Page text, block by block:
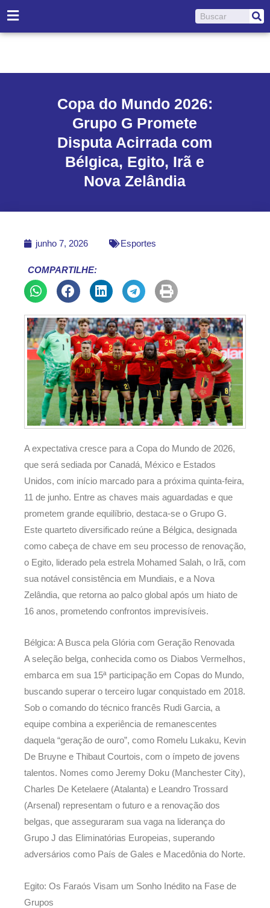
para
o
Pesquisar
Copa do Mundo 2026:
Grupo G Promete
Disputa Acirrada com
Bélgica, Egito, Irã e
Nova Zelândia
junho 7, 2026 Esportes
COMPARTILHE:
A expectativa cresce para a Copa do Mundo de 2026,
que será sediada por Canadá, México e Estados
Unidos, com início marcado para a próxima quinta-feira,
11 de junho. Entre as chaves mais aguardadas e que
prometem grande equilíbrio, destaca-se o Grupo G.
Este quarteto diversificado reúne a Bélgica, designada
como cabeça de chave em seu processo de renovação,
o Egito, liderado pela estrela Mohamed Salah, o Irã, com
sua notável consistência em Mundiais, e a Nova
Zelândia, que retorna ao palco global após um hiato de
16 anos, prometendo confrontos imprevisíveis.
Bélgica: A Busca pela Glória com Geração Renovada
A seleção belga, conhecida como os Diabos Vermelhos,
embarca em sua 15ª participação em Copas do Mundo,
buscando superar o terceiro lugar conquistado em 2018.
Sob o comando do técnico francês Rudi Garcia, a
equipe combina a experiência de remanescentes
daquela “geração de ouro”, como Romelu Lukaku, Kevin
De Bruyne e Thibaut Courtois, com o ímpeto de jovens
talentos. Nomes como Jeremy Doku (Manchester City),
Charles De Ketelaere (Atalanta) e Leandro Trossard
(Arsenal) representam o futuro e a renovação dos
belgas, que asseguraram sua vaga na liderança do
Grupo J das Eliminatórias Europeias, superando
adversários como País de Gales e Macedônia do Norte.
Egito: Os Faraós Visam um Sonho Inédito na Fase de
Grupos